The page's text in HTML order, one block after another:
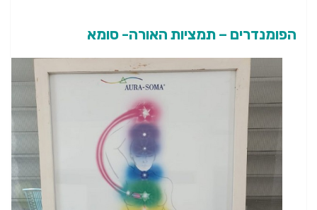
הפומנדרים – תמציות האורה- סומא